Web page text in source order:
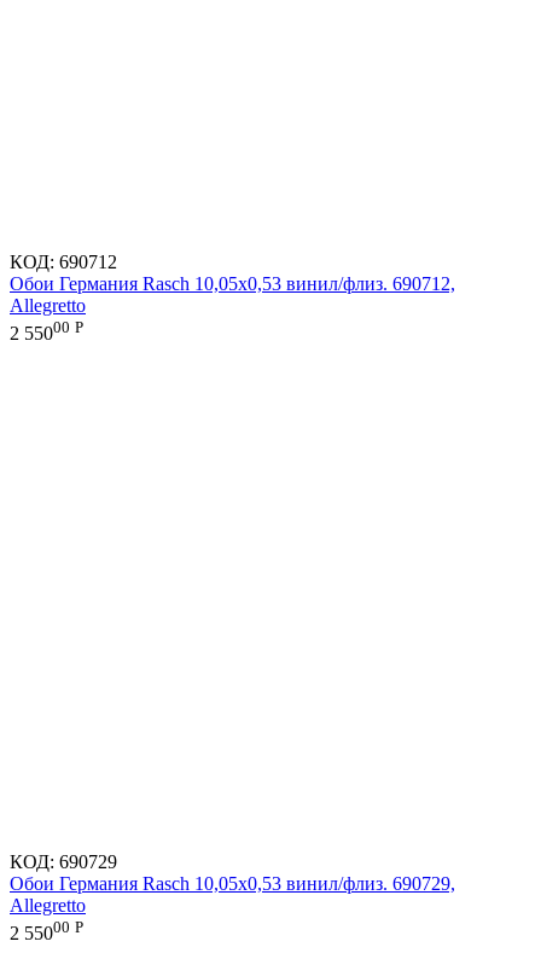
КОД: 690712
Обои Германия Rasch 10,05x0,53 винил/флиз. 690712,
Allegretto
2 55000 Р
КОД: 690729
Обои Германия Rasch 10,05x0,53 винил/флиз. 690729,
Allegretto
2 55000 Р